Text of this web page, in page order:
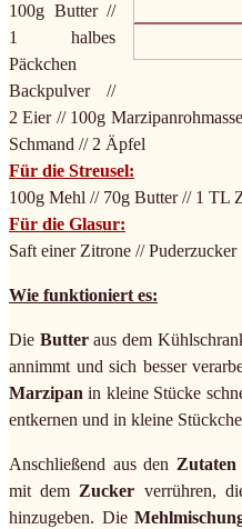
100g Butter //
1 halbes
Päckchen
Backpulver //
2 Eier // 100g
Schmand // 2 Äpfel
Für die Streusel:
100g Mehl // 70g Butter // 1 TL
Für die Glasur:
Saft einer Zitrone // Puderzucker
Wie funktioniert es:
Die Butteraus dem
annimmt und sich besser
Marzipan in kleine Stücke
entkernen und in kleine
Anschließend aus den Zutaten
mit dem Zucker verrühren,
hinzugeben. Die